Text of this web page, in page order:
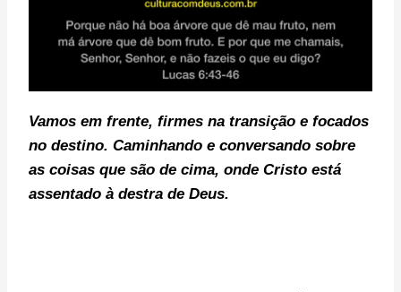
Vamos em frente, firmes na transição e focados
no destino. Caminhando e conversando sobre
as coisas que são de cima, onde Cristo está
assentado à destra de Deus.